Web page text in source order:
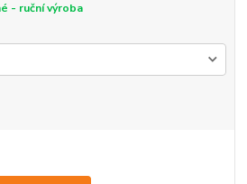
- ruční výroba